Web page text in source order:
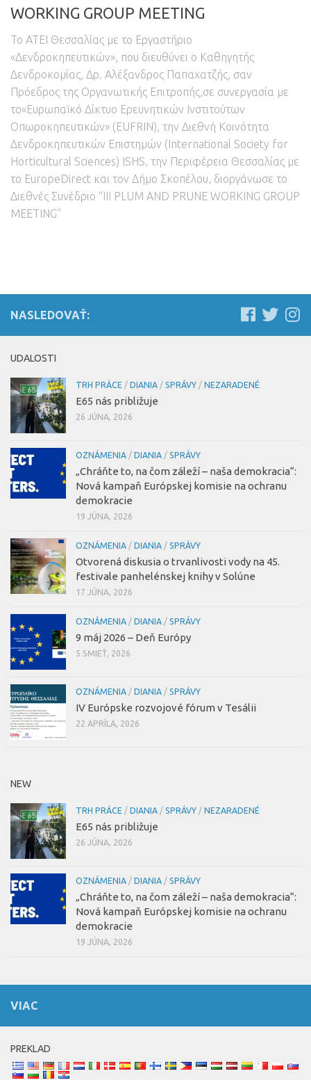
WORKING GROUP MEETING
Το ΑΤΕΙ Θεσσαλίας με το Εργαστήριο
«Δενδροκηπευτικών», που διευθύνει ο Καθηγητής
Δενδροκομίας, Δρ. Αλέξανδρος Παπαχατζής, σαν
Πρόεδρος της Οργανωτικής Επιτροπής,σε συνεργασία με
το«Ευρωπαϊκό Δίκτυο Ερευνητικών Ινστιτούτων
Οπωροκηπευτικών» (EUFRIN), την Διεθνή Κοινότητα
Δενδροκηπευτικών Επιστημών (International Society for
Horticultural Sciences) ISHS, την Περιφέρεια Θεσσαλίας με
το EuropeDirect και τον Δήμο Σκοπέλου, διοργάνωσε το
Διεθνές Συνέδριο “III PLUM AND PRUNE WORKING GROUP
MEETING”
NASLEDOVAŤ:
UDALOSTI
TRH PRÁCE / DIANIA / SPRÁVY / NEZARADENÉ
E65 nás približuje
26 JÚNA, 2026
OZNÁMENIA / DIANIA / SPRÁVY
„Chráňte to, na čom záleží – naša demokracia“:
Nová kampaň Európskej komisie na ochranu
demokracie
19 JÚNA, 2026
OZNÁMENIA / DIANIA / SPRÁVY
Otvorená diskusia o trvanlivosti vody na 45.
festivale panhelénskej knihy v Solúne
17 JÚNA, 2026
OZNÁMENIA / DIANIA / SPRÁVY
9 máj 2026 – Deň Európy
5 SMIEŤ, 2026
OZNÁMENIA / DIANIA / SPRÁVY
IV Európske rozvojové fórum v Tesálii
22 APRÍLA, 2026
NEW
TRH PRÁCE / DIANIA / SPRÁVY / NEZARADENÉ
E65 nás približuje
26 JÚNA, 2026
OZNÁMENIA / DIANIA / SPRÁVY
„Chráňte to, na čom záleží – naša demokracia“:
Nová kampaň Európskej komisie na ochranu
demokracie
19 JÚNA, 2026
VIAC
PREKLAD